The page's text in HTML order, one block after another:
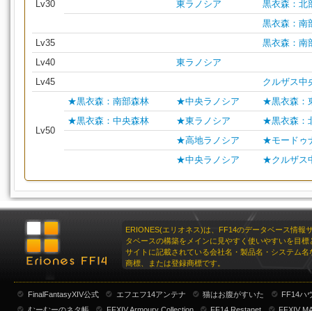
Lv30
東ラノシア
黒衣森：北
黒衣森：南
Lv35
黒衣森：南
Lv40
東ラノシア
Lv45
クルザス中
Lv50
★黒衣森：南部森林 ★中央ラノシア
★黒衣森：
★黒衣森：中央森林
★東ラノシア
★黒衣森：
★高地ラノシア
★モードゥ
★中央ラノシア
★クルザス
ERIONES(エリオネス)は、FF14のデータベース情報
タベースの構築をメインに見やすく使いやすいを目標
サイトに記載されている会社名・製品名・システム名
商標、または登録商標です。
FinalFantasyXIV公式 エフエフ14アンテナ 猫はお腹がすいた
FF14ハ